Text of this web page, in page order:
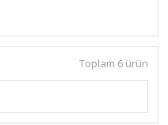
Toplam 6 ürün